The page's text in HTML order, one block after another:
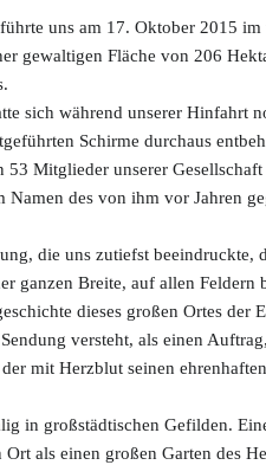
uns am 17. Oktober 2015
gewaltigen Fläche von 206
sich während unserer Hinfahrt
Schirme durchaus
Mitglieder unserer
des von ihm vor Jahren
die uns zutiefst
ganzen Breite, auf allen
dieses großen Ortes
versteht, als einen
mit Herzblut seinen
in großstädtischen Gefilden.
als einen großen Garten des